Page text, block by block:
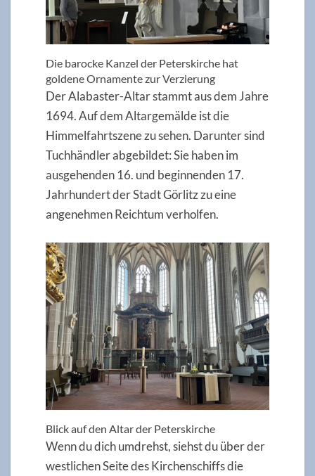
Die barocke Kanzel der Peterskirche hat
goldene Ornamente zur Verzierung
Der Alabaster-Altar stammt aus dem Jahre
1694. Auf dem Altargemälde ist die
Himmelfahrtszene zu sehen. Darunter sind
Tuchhändler abgebildet: Sie haben im
ausgehenden 16. und beginnenden 17.
Jahrhundert der Stadt Görlitz zu eine
angenehmen Reichtum verholfen.
Blick auf den Altar der Peterskirche
Wenn du dich umdrehst, siehst du über der
westlichen Seite des Kirchenschiffs die